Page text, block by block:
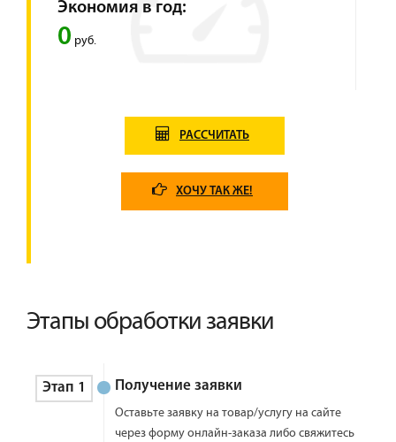
Экономия в год:
0 руб.
РАССЧИТАТЬ
ХОЧУ ТАК ЖЕ!
Этапы обработки заявки
Этап 1 Получение заявки
Оставьте заявку на товар/услугу на сайте
через форму онлайн-заказа либо свяжитесь